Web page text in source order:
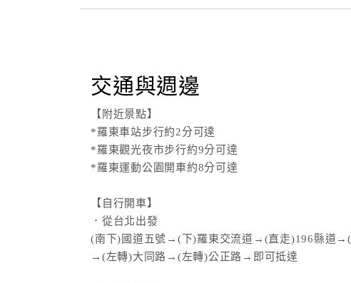
交通與週邊
【附近景點】
*羅東車站步行約2分可達
*羅東觀光夜市步行約9分可達
*羅東運動公園開車約8分可達
【自行開車】
．從台北出發
(南下)國道五號→(下)羅東交流道→(直走)196縣道→(
→(左轉)大同路→(左轉)公正路→即可抵達